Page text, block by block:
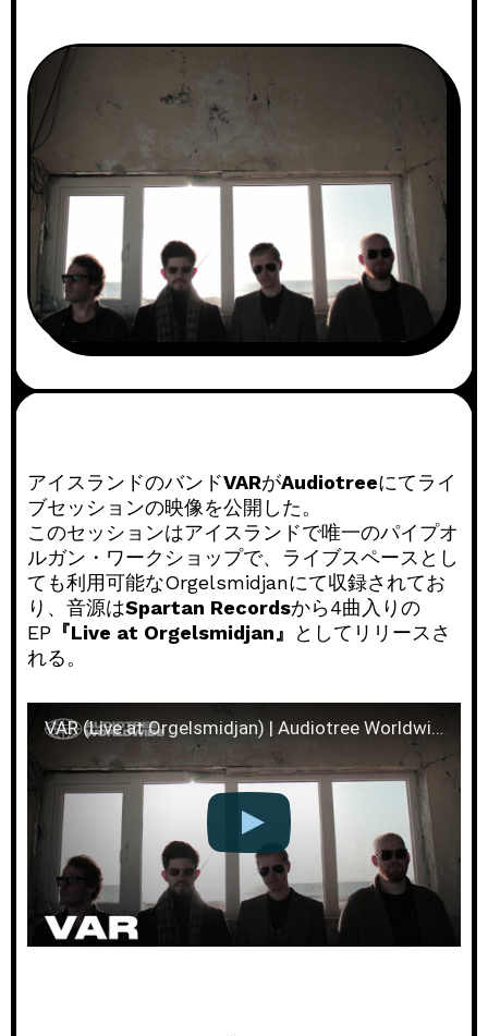
アイスランドのバンドVARがAudiotreeにてライ
ブセッションの映像を公開した。
このセッションはアイスランドで唯一のパイプオ
ルガン・ワークショップで、ライブスペースとし
ても利用可能なOrgelsmidjanにて収録されてお
り、音源はSpartan Recordsから4曲入りの
EP 『Live at Orgelsmidjan』
としてリリースさ
れる。
VAR (Live at Orgelsmidjan) | Audiotree Worldwide